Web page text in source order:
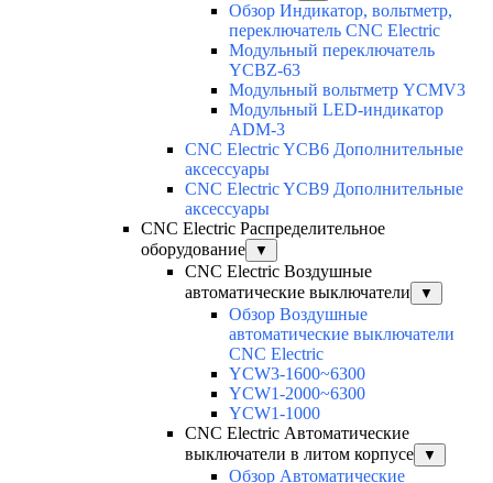
Обзор Индикатор, вольтметр,
переключатель CNC Electric
Модульный переключатель
YCBZ-63
Модульный вольтметр YCMV3
Модульный LED-индикатор
ADM-3
CNC Electric YCB6 Дополнительные
аксессуары
CNC Electric YCB9 Дополнительные
аксессуары
CNC Electric Распределительное
оборудование
▼
CNC Electric Воздушные
автоматические выключатели
▼
Обзор Воздушные
автоматические выключатели
CNC Electric
YCW3-1600~6300
YCW1-2000~6300
YCW1-1000
CNC Electric Автоматические
выключатели в литом корпусе
▼
Обзор Автоматические